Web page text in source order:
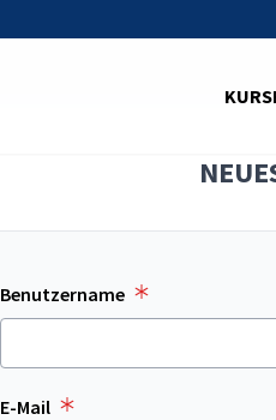
Benutzername
E-Mail